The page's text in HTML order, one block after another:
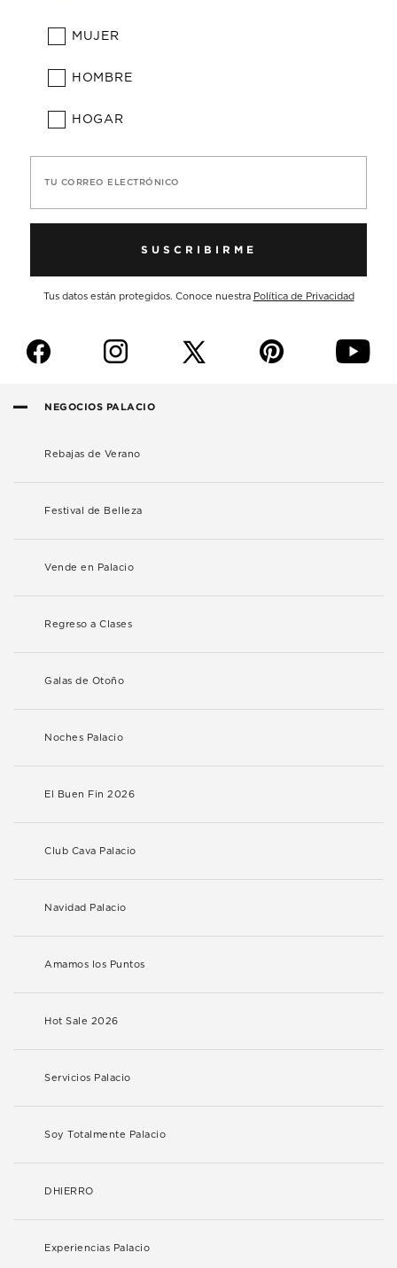
MUJER
HOMBRE
HOGAR
TU CORREO ELECTRÓNICO
SUSCRIBIRME
Tus datos están protegidos. Conoce nuestra Política de Privacidad
f i p y
NEGOCIOS PALACIO
Rebajas de Verano
Festival de Belleza
Vende en Palacio
Regreso a Clases
Galas de Otoño
Noches Palacio
El Buen Fin 2026
Club Cava Palacio
Navidad Palacio
Amamos los Puntos
Hot Sale 2026
Servicios Palacio
Soy Totalmente Palacio
DHIERRO
Experiencias Palacio